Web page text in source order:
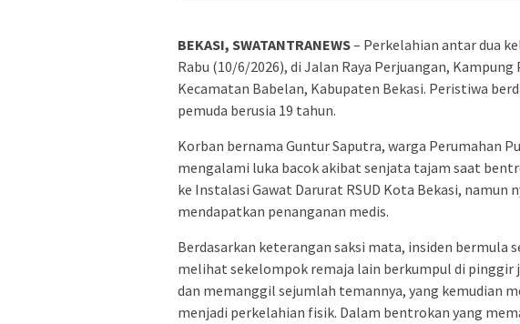
BEKASI, SWATANTRANEWS– Perkelahian antar dua
Rabu (10/6/2026), di Jalan Raya Perjuangan,
Kecamatan Babelan, Kabupaten Bekasi. Peristiwa
pemuda berusia 19 tahun.
Korban bernama Guntur Saputra, warga Perumahan
mengalami luka bacok akibat senjata tajam saat
ke Instalasi Gawat Darurat RSUD Kota Bekasi,
mendapatkan penanganan medis.
Berdasarkan keterangan saksi mata, insiden bermula
melihat sekelompok remaja lain berkumpul di pinggir
dan memanggil sejumlah temannya, yang kemudian
menjadi perkelahian fisik. Dalam bentrokan yang